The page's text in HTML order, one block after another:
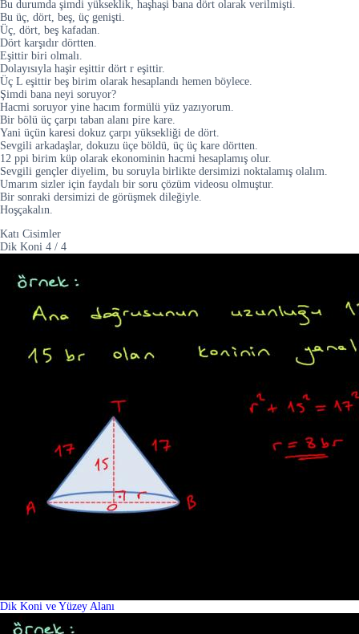
Bu durumda şimdi yükseklik, haşhaşi bana dört olarak verilmişti.
Bu üç, dört, beş, üç genişti.
Üç, dört, beş kafadan.
Dört karşıdır dörtten.
Eşittir biri olmalı.
Dolayısıyla haşir eşittir dört r eşittir.
Üç L eşittir beş birim olarak hesaplandı hemen böylece.
Şimdi bana neyi soruyor?
Hacmi soruyor yine hacım formülü yüz yazıyorum.
Bir bölü üç çarpı taban alanı pire kare.
Yani üçün karesi dokuz çarpı yüksekliği de dört.
Sevgili arkadaşlar, dokuzu üçe böldü, üç üç kare dörtten.
12 ppi birim küp olarak ekonominin hacmi hesaplamış olur.
Sevgili gençler diyelim, bu soruyla birlikte dersimizi noktalamış olalım.
Umarım sizler için faydalı bir soru çözüm videosu olmuştur.
Bir sonraki dersimizi de görüşmek dileğiyle.
Hoşçakalın.
Katı Cisimler
Dik Koni 4 / 4
Dik Koni ve Yüzey Alanı